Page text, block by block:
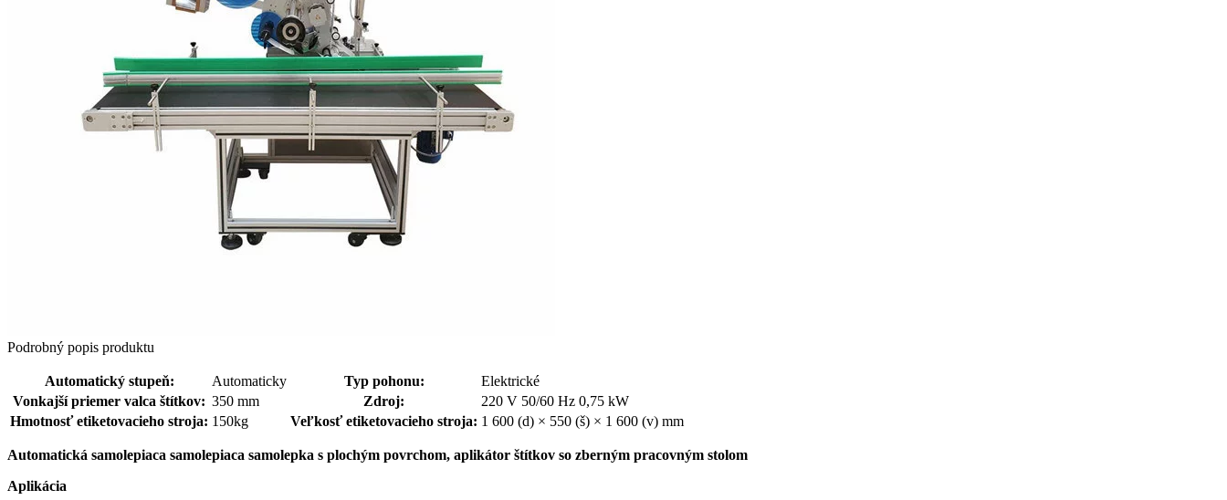
Podrobný popis produktu
Automatický stupeň: Automaticky Typ pohonu:
Elektrické
Vonkajší priemer valca štítkov: 350 mm Zdroj:
220 V 50/60 Hz 0,75 kW
Hmotnosť etiketovacieho stroja: 150kg Veľkosť etiketovacieho stroja: 1 600 (d) × 550 (š) × 1 600 (v) mm
Automatická samolepiaca samolepiaca samolepka s plochým povrchom, aplikátor štítkov so zberným pracovným stolom
Aplikácia